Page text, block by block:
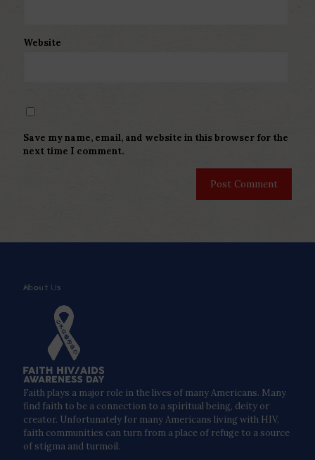
Website
Save my name, email, and website in this browser for the
next time I comment.
About Us
Faith plays a major role in the lives of many Americans. Many
find faith to be a connection to a spiritual being, deity or
creator. Unfortunately for many Americans living with HIV,
faith communities can turn from a place of refuge to a source
of stigma and turmoil.